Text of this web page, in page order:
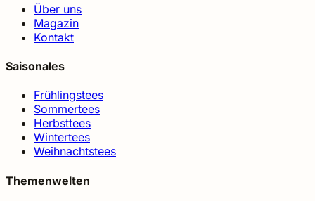
Über uns
Magazin
Kontakt
Saisonales
Frühlingstees
Sommertees
Herbsttees
Wintertees
Weihnachtstees
Themenwelten